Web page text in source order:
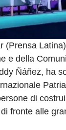
(Prensa
e della
Ñáñez, ha
di
fronte alle